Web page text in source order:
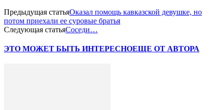
Предыдущая статьяОказал помощь кавказской девушке, но
потом приехали ее суровые братья
Следующая статьяСоседи…
ЭТО МОЖЕТ БЫТЬ ИНТЕРЕСНОЕЩЕ ОТ АВТОРА